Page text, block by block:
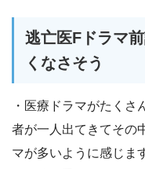
逃亡医Fドラマ
くなさそう
・医療ドラマがたく
者が一人出てきてその
マが多いように感じま